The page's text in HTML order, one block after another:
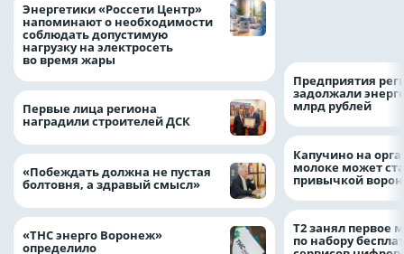
Энергетики «Россети Центр»
напоминают о необходимости
соблюдать допустимую
нагрузку на электросеть
во время жары
Первые лица региона
наградили строителей ДСК
«Побеждать должна не пустая
болтовня, а здравый смысл»
«ТНС энерго Воронеж»
определило
Предприятия
задолжали
млрд рублей
Капучино на
молоке может
привычкой
Т2 занял первое
по набору